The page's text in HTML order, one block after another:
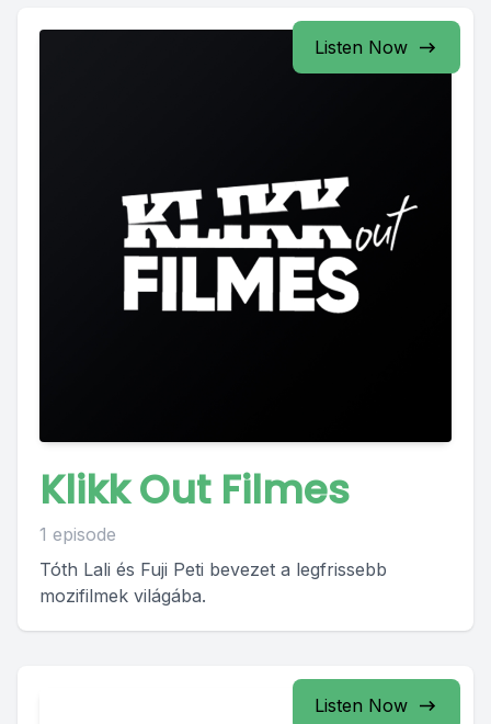
Listen Now
Klikk Out Filmes
1 episode
Tóth Lali és Fuji Peti bevezet a legfrissebb
mozifilmek világába.
Listen Now